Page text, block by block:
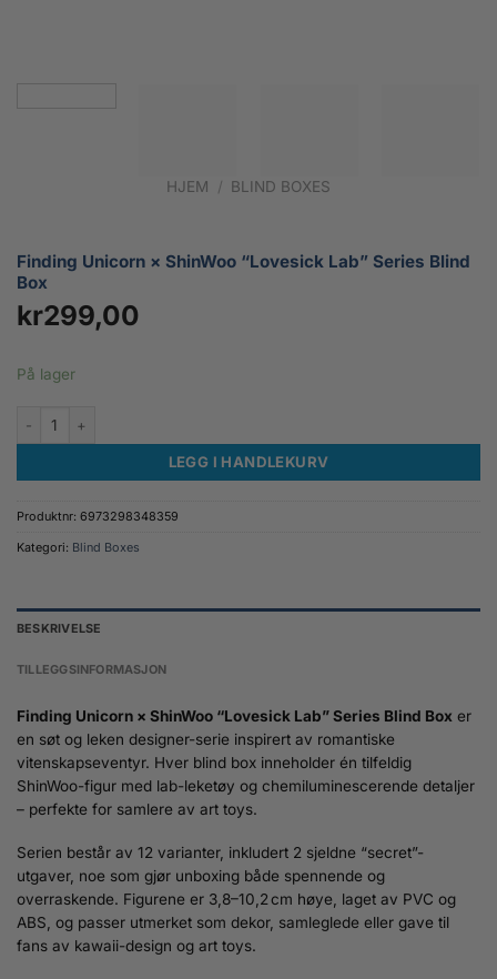
HJEM / BLIND BOXES
Finding Unicorn × ShinWoo “Lovesick Lab” Series Blind
Box
kr299,00
På lager
Finding Unicorn × ShinWoo “Lovesick Lab” Series Blind Box antall
LEGG I HANDLEKURV
Produktnr: 6973298348359
Kategori: Blind Boxes
BESKRIVELSE
TILLEGGSINFORMASJON
Finding Unicorn × ShinWoo “Lovesick Lab” Series Blind Box er
en søt og leken designer-serie inspirert av romantiske
vitenskapseventyr. Hver blind box inneholder én tilfeldig
ShinWoo-figur med lab-leketøy og chemiluminescerende detaljer
– perfekte for samlere av art toys.
Serien består av 12 varianter, inkludert 2 sjeldne “secret”-
utgaver, noe som gjør unboxing både spennende og
overraskende. Figurene er 3,8–10,2 cm høye, laget av PVC og
ABS, og passer utmerket som dekor, samleglede eller gave til
fans av kawaii-design og art toys.